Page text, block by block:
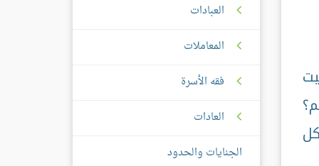
العبادات
المعاملات
فقه الأسرة
العادات
الجنايات والحدود